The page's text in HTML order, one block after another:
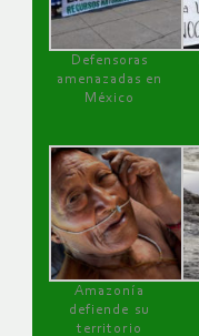
Defensoras
amenazadas en
México
Amazonía
defiende su
territorio